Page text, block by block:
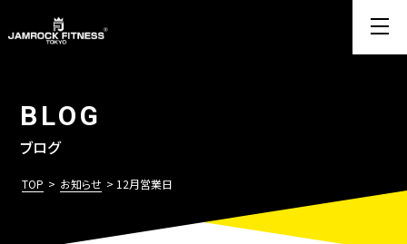
BLOG
ブログ
TOP > お知らせ > 12月営業日